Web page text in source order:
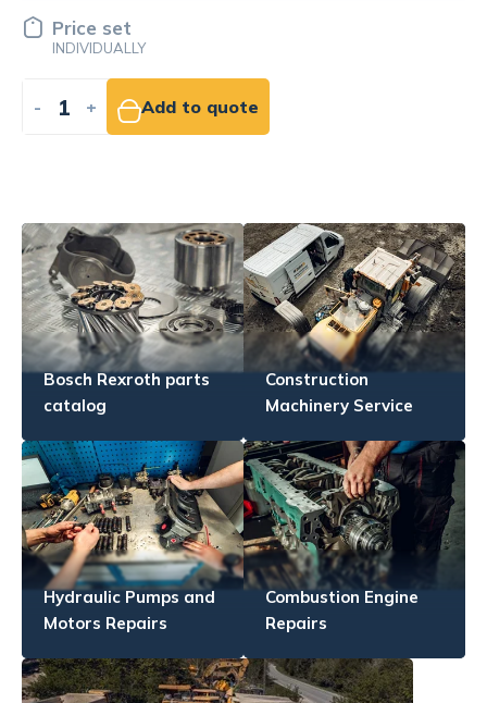
Price set
INDIVIDUALLY
- + Add to quote
Bosch Rexroth parts
catalog
Construction
Machinery Service
Hydraulic Pumps and
Motors Repairs
Combustion Engine
Repairs